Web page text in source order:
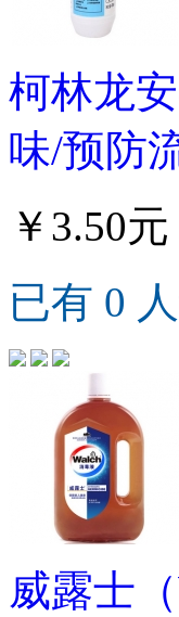
柯林龙
味/预防
￥3.50元
已有 0
威露士